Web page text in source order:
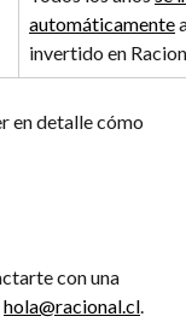
automáticamente
invertido en
en detalle cómo
con una
hola@racional.cl.